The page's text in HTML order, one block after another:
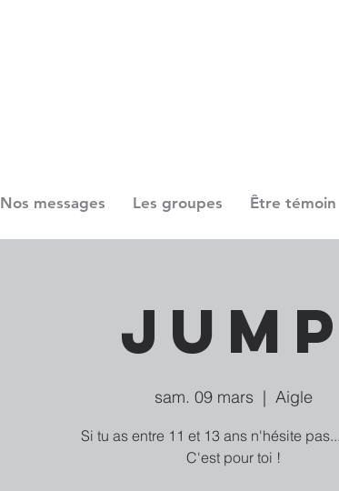
Nos messages Les groupes Être témoin
JUMP
sam. 09 mars
  |
Aigle
Si tu as entre 11 et 13 ans n'hésite
C'est pour toi !